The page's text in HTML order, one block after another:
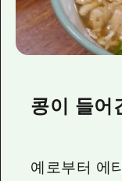
콩이 들어
예로부터 에